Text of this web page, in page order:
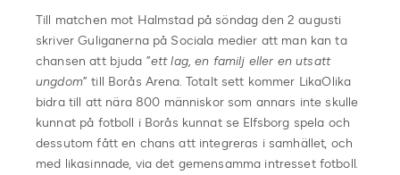
Till matchen mot Halmstad på söndag den 2 augusti
skriver Guliganerna på Sociala medier att man kan ta
chansen att bjuda ”ett lag, en familj eller en utsatt
ungdom” till Borås Arena. Totalt sett kommer LikaOlika
bidra till att nära 800 människor som annars inte skulle
kunnat på fotboll i Borås kunnat se Elfsborg spela och
dessutom fått en chans att integreras i samhället, och
med likasinnade, via det gemensamma intresset fotboll.